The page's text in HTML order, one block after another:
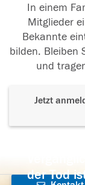
In einem
Mitglieder
Bekannte
bilden. Bleiben
und
Jetzt
der Tod